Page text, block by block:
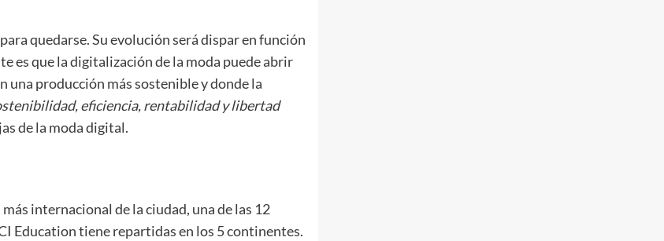
quedarse. Su evolución será dispar en función
es que la digitalización de la moda puede abrir
una producción más sostenible y donde la
eficiencia, rentabilidad y libertad
de la moda digital.
internacional de la ciudad, una de las 12
Education tiene repartidas en los 5 continentes.